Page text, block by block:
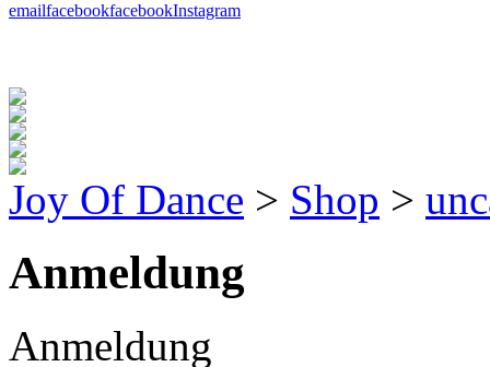
emailfacebookfacebookInstagram
Joy Of Dance > Shop >
Anmeldung
Anmeldung